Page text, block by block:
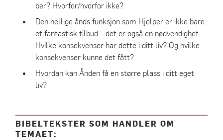
ber? Hvorfor/hvorfor ikke?
Den hellige ånds funksjon som Hjelper er ikke bare
et fantastisk tilbud – det er også en nødvendighet.
Hvilke konsekvenser har dette i ditt liv? Og hvilke
konsekvenser kunne det fått?
Hvordan kan Ånden få en større plass i ditt eget
liv?
BIBELTEKSTER SOM HANDLER OM
TEMAET: